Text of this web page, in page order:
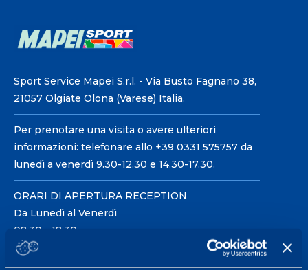
Sport Service Mapei S.r.l. - Via Busto Fagnano 38,
21057 Olgiate Olona (Varese) Italia.
Per prenotare una visita o avere ulteriori
informazioni: telefonare allo +39 0331 575757 da
lunedì a venerdì 9.30-12.30 e 14.30-17.30.
ORARI DI APERTURA RECEPTION
Da Lunedì al Venerdì
08.30 - 18.30